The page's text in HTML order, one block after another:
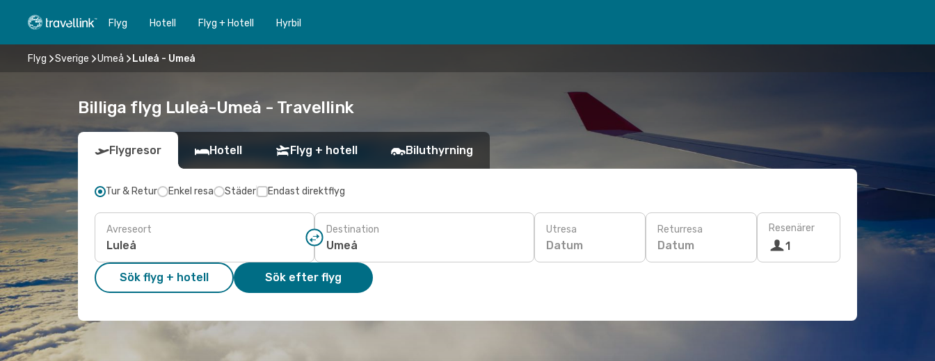
Flyg Hotell Flyg + Hotell Hyrbil
Flyg Sverige Umeå Luleå - Umeå
Billiga flyg Luleå-Umeå - Travellink
Flygresor Hotell Flyg + hotell Biluthyrning
Tur & Retur Enkel resa Städer Endast direktflyg
Avreseort Destination Utresa
Datum
Returresa
Datum
Resenärer
1
Sök flyg + hotell Sök efter flyg